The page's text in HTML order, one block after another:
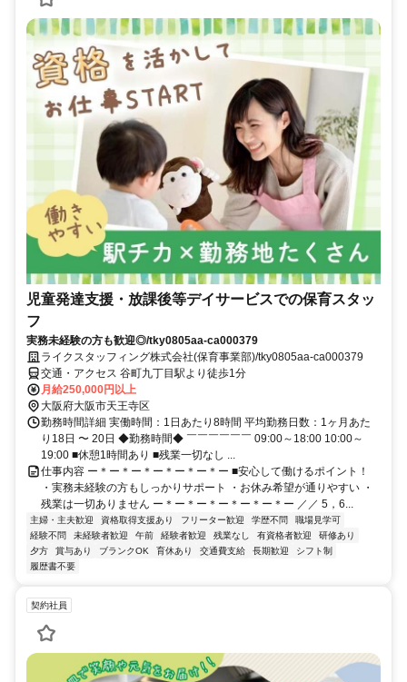
児童発達支援・放課後等デイサービスでの保育スタッ
フ
実務未経験の方も歓迎◎/tky0805aa-ca000379
ライクスタッフィング株式会社(保育事業部)/tky0805aa-ca000379
交通・アクセス 谷町九丁目駅より徒歩1分
月給250,000円以上
大阪府大阪市天王寺区
勤務時間詳細 実働時間：1日あたり8時間 平均勤務日数：1ヶ月あた
り18日 〜 20日 ◆勤務時間◆ ￣￣￣￣￣￣ 09:00～18:00 10:00～
19:00 ■休憩1時間あり ■残業一切なし ...
仕事内容 ー＊ー＊ー＊ー＊ー＊ー＊ー ■安心して働けるポイント！
・実務未経験の方もしっかりサポート ・お休み希望が通りやすい ・
残業は一切ありません ー＊ー＊ー＊ー＊ー＊ー＊ー ／／ 5，6...
主婦・主夫歓迎 資格取得支援あり フリーター歓迎 学歴不問
職場見学可
経験不問
未経験者歓迎 午前 経験者歓迎 残業なし 有資格者歓迎
研修あり
夕方
賞与あり ブランクOK 育休あり 交通費支給 長期歓迎
シフト制
履歴書不要
契約社員